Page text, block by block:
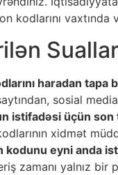
kodlarını
haradan tapa
sosial
istifadəsi üçün son
xidmət
kodunu eyni anda
zamanı yalnız